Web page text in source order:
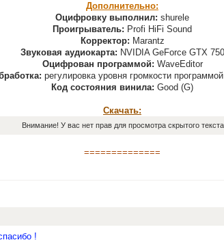
Дополнительно:
Оцифровку выполнил: shurele
Проигрыватель: Profi HiFi Sound
Корректор: Marantz
Звуковая аудиокарта: NVIDIA GeForce GTX 750
Оцифрован программой: WaveEditor
регулировка уровня громкости
Код состояния винила: Good (G)
Скачать:
Внимание! У вас нет прав для просмотра скрытого
==============
!